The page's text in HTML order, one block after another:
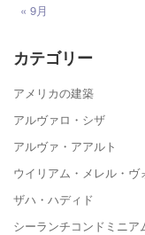
« 9月
カテゴリー
アメリカの建築
アルヴァロ・シザ
アルヴァ・アアルト
ウイリアム・メレル・ヴ
ザハ・ハディド
シーランチコンドミニア